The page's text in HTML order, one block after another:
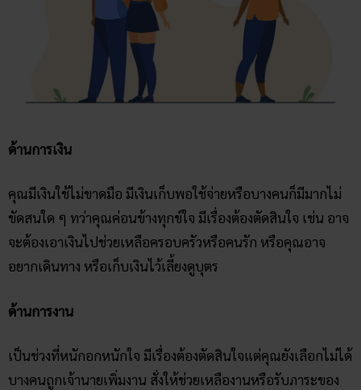
ด้านการเงิน
คุณมีเงินใช้ไม่ขาดมือ มีเงินเก็บพอใช้จ่ายหรือบางคนก็มีมากไม่
ขัดสนใด ๆ ทว่าคุณค่อนข้างทุกข์ใจ มีเรื่องต้องตัดสินใจ เช่น อาจ
จะต้องเอาเงินไปช่วยเหลือครอบครัวหรือคนรัก หรือคุณอาจ
อยากเดินทาง หรือเก็บเงินไว้เลี้ยงดูบุตร
ด้านการงาน
เป็นช่วงที่หนักอกหนักใจ มีเรื่องต้องตัดสินใจแต่คุณยังเลือกไม่ได้
บางคนถูกเจ้านายเพิ่มงาน สั่งให้ช่วยเหลืองานหรือรับภาระของ